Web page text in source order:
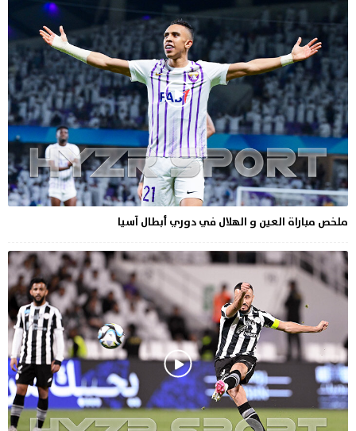
ملخص مباراة العين و الهلال في دوري أبطال آسيا